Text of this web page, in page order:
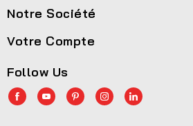
Notre Société
Votre Compte
Follow Us